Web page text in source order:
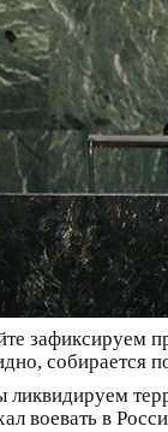
зафиксируем
собирается
воевать в